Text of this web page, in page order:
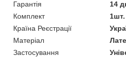
Гарантія
14
Комплект
1шт.
Країна Реєстрації
Матеріал
Застосування